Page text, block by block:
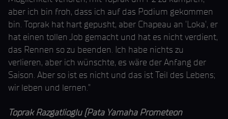
aber ich bin froh, dass ich auf das Podium gekommen
bin. Toprak hat hart gepusht, aber Chapeau an 'Loka', er
hat einen tollen Job gemacht und hat es nicht verdient,
das Rennen so zu beenden. Ich habe nichts zu
verlieren, aber ich wünschte, es wäre der Anfang der
Saison. Aber so ist es nicht und das ist Teil des Lebens;
wir leben und lernen."
Toprak Razgatlioglu (Pata Yamaha Prometeon